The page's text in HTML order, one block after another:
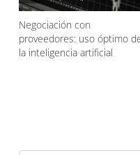
Evaluación 360° de
proveedores ¿Qué es?